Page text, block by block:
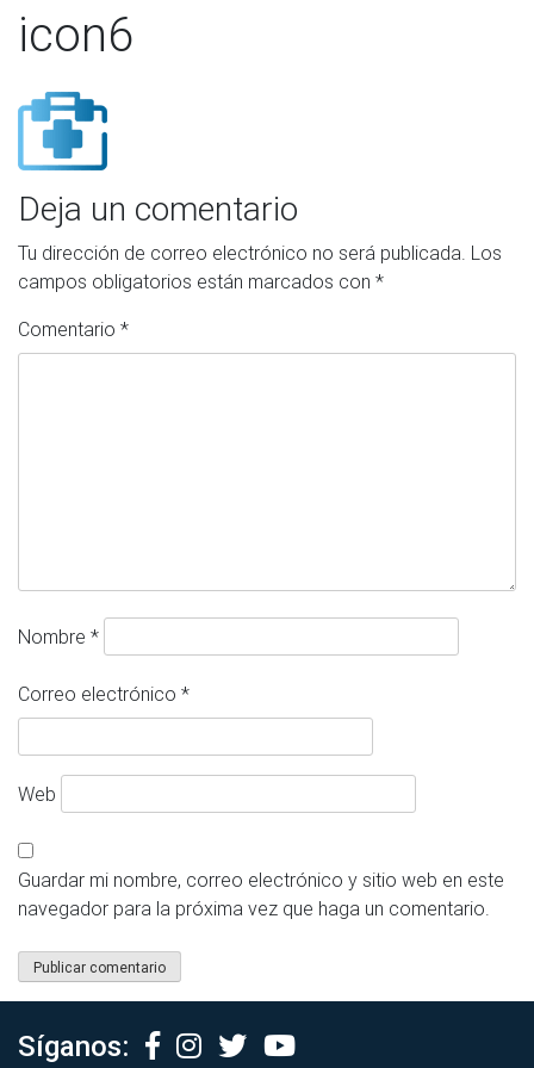
icon6
Deja un comentario
Tu dirección de correo electrónico no será publicada. Los
campos obligatorios están marcados con *
Comentario *
Nombre *
Correo electrónico *
Web
Guardar mi nombre, correo electrónico y sitio web en este
navegador para la próxima vez que haga un comentario.
Síganos: